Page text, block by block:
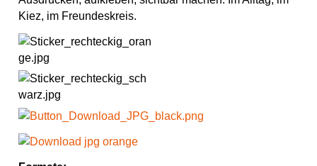
Kiez, im Freundeskreis.